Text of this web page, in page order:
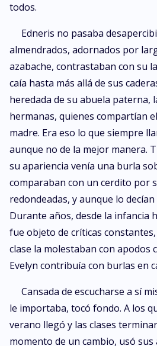
todos.
Edneris no pasaba
almendrados, adornados por
azabache, contrastaban con su
caía hasta más allá de sus
heredada de su abuela paterna,
hermanas, quienes compartían
madre. Era eso lo que siempre
aunque no de la mejor manera.
su apariencia venía una burla
comparaban con un cerdito por
redondeadas, y aunque lo
Durante años, desde la infancia
fue objeto de críticas
clase la molestaban con apodos
Evelyn contribuía con burlas en
Cansada de escucharse a sí
le importaba, tocó fondo. A los
verano llegó y las clases
momento de un cambio, usó